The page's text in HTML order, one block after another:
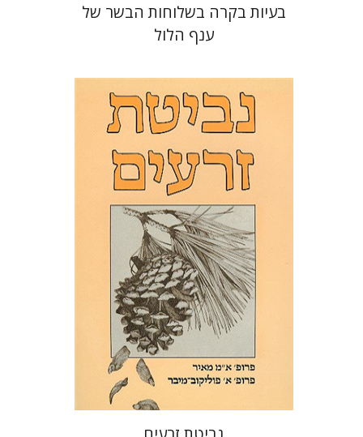
בעיות בקרה בשלוחות הבשר של
ענף הלול
אברהם מ` מאיר
אלכסדרה
פוליקוב-מייבר
מיכאל אלדן